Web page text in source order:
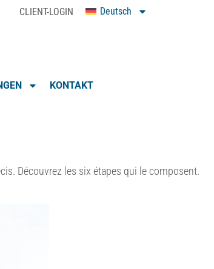
CLIENT-LOGIN Deutsch
KONTAKT
Découvrez les six étapes qui le composent.